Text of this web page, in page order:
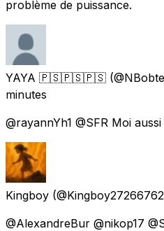
problème de puissance.
YAYA 🇵🇸🇵🇸🇵🇸
minutes
@rayannYh1 @SFR Moi
Kingboy
@AlexandreBur @nikop17